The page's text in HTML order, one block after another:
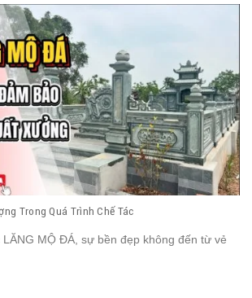
Trong Quá Trình Chế Tác
MỘ ĐÁ, sự bền đẹp không đến từ vẻ